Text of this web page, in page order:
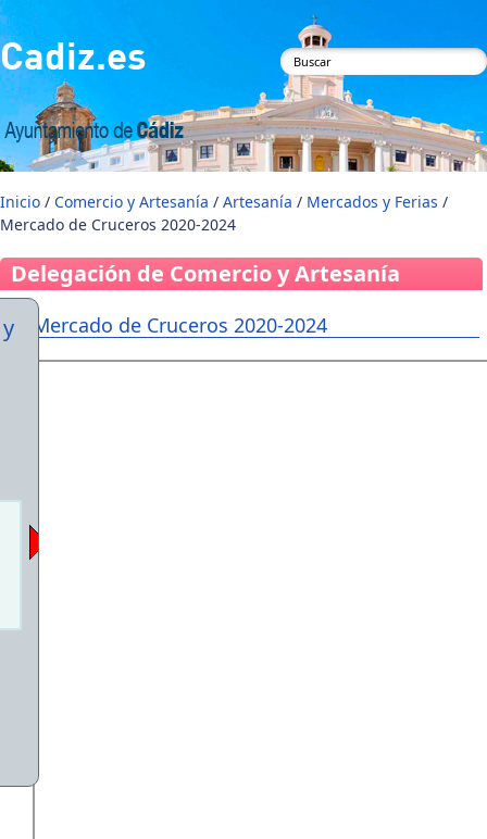
Pasar al contenido principal
Cadiz.es
Formulario de
búsqueda
Inicio / Comercio y Artesanía / Artesanía / Mercados y Ferias /
Mercado de Cruceros 2020-2024
Delegación de Comercio y Artesanía
Mercado de Cruceros 2020-2024